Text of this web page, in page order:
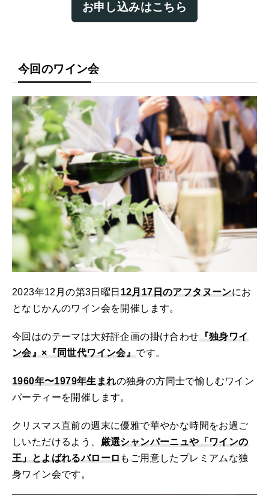
お申し込みはこちら
今回のワイン会
2023年12月の第3日曜日 12月17日のアフタヌーンにお
となじかんのワイン会を開催します。
今回はのテーマは大好評企画の掛け合わせ『独身ワイ
ン会』×『同世代ワイン会』です。
1960年〜1979年生まれの独身の方同士で愉しむワイン
パーティーを開催します。
クリスマス直前の週末に優雅で華やかな時間をお過ご
しいただけるよう、 厳選シャンパーニュや「ワインの
王」とよばれるバローロもご用意したプレミアムな独
身ワイン会です。